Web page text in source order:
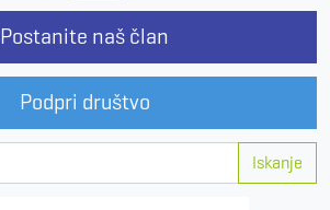
Postanite naš član
Podpri društvo
Iskanje